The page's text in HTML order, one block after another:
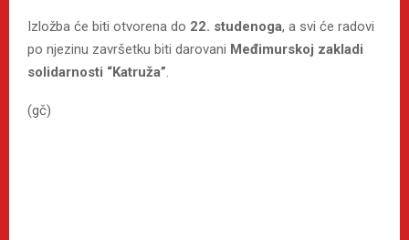
Izložba će biti otvorena do 22. studenoga, a svi će radovi
po njezinu završetku biti darovani Međimurskoj zakladi
solidarnosti “Katruža”.
(gč)